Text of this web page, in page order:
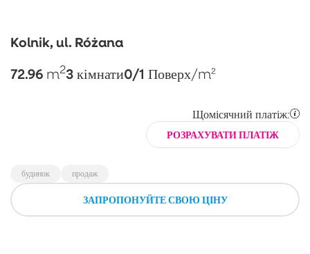
Kolnik, ul. Różana
72.96 m23 кімнати0/1 Поверх/m²
Щомісячний платіж:
РОЗРАХУВАТИ ПЛАТІЖ
будинок продаж
ЗАПРОПОНУЙТЕ СВОЮ ЦІНУ